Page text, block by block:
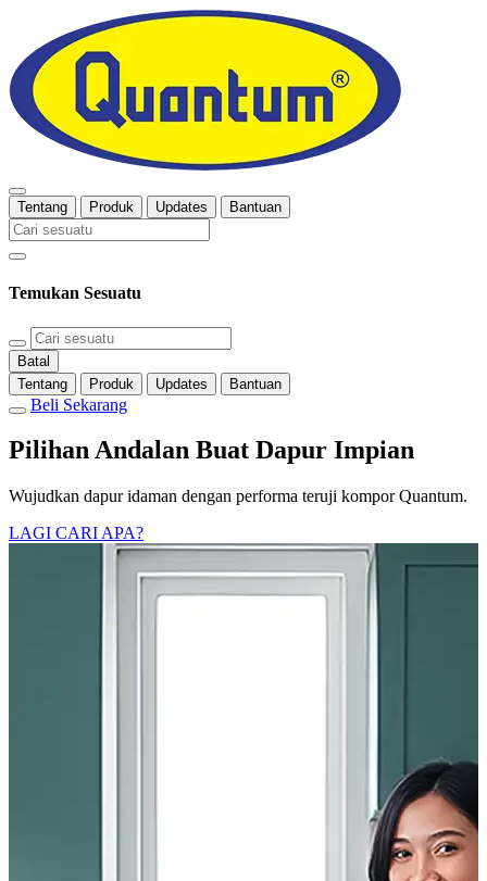
Tentang Produk Updates Bantuan
Temukan Sesuatu
Batal
Tentang
Produk Updates Bantuan
Beli Sekarang
Pilihan Andalan Buat Dapur Impian
Wujudkan dapur idaman dengan performa teruji kompor Quantum.
LAGI CARI APA?